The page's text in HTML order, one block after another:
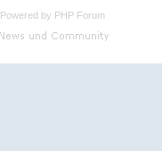
Powered by PHP Forum